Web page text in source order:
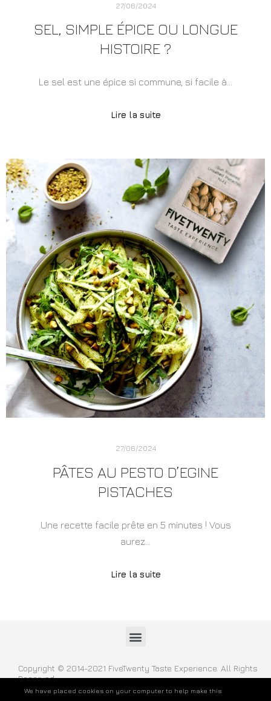
27/06/2024
SEL, SIMPLE ÉPICE OU LONGUE
HISTOIRE ?
Le sel est une épice si commune, si facile à…
Lire la suite
27/06/2024
PÂTES AU PESTO D’EGINE
PISTACHES
Une recette facile prête en 5 minutes ! Vous
aurez…
Lire la suite
Copyright © 2014-2021 FiveTwenty Taste Experience. All Rights
Reserved
We have placed cookies on your computer to help make this